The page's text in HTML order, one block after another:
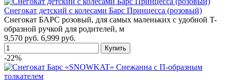
Снегокат детский с колесами Барс Принцесса (розовый)
Снегокат БАРС розовый, для самых маленьких с удобной T-
образной ручкой для родителей, м
9,570 руб. 6,999 руб.
-22%